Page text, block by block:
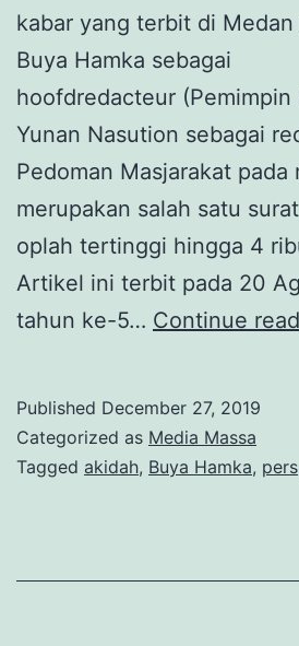
kabar yang terbit di
Buya Hamka sebagai
hoofdredacteur (Pemimpin
Yunan Nasution sebagai
Pedoman Masjarakat pada
merupakan salah satu
oplah tertinggi hingga 4
Artikel ini terbit pada 20
tahun ke-5… Continue
Published December 27, 2019
Categorized as Media Massa
Tagged akidah, Buya Hamka, pers